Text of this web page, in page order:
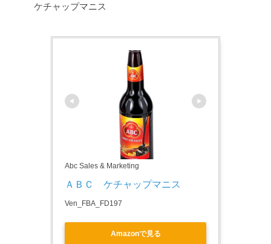
ケチャップマニス
Abc Sales & Marketing
ＡＢＣ　ケチャップマニス
Ven_FBA_FD197
Amazonで見る